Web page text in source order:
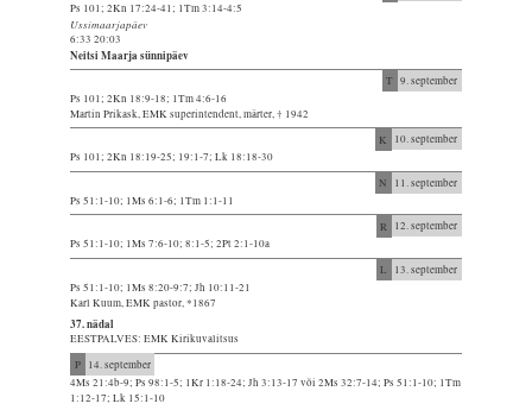
Ps 101; 2Kn 17:24-41; 1Tm 3:14-4:5
Ussimaarjapäev
6:33 20:03
Neitsi Maarja sünnipäev
T 9. september
Ps 101; 2Kn 18:9-18; 1Tm 4:6-16
Martin Prikask, EMK superintendent, märter, † 1942
K
10. september
Ps 101; 2Kn 18:19-25; 19:1-7; Lk 18:18-30
N
11. september
Ps 51:1-10; 1Ms 6:1-6; 1Tm 1:1-11
R
12. september
Ps 51:1-10; 1Ms 7:6-10; 8:1-5; 2Pt 2:1-10a
L
13. september
Ps 51:1-10; 1Ms 8:20-9:7; Jh 10:11-21
Karl Kuum, EMK pastor, *1867
37. nädal
EESTPALVES: EMK Kirikuvalitsus
P 14. september
4Ms 21:4b-9; Ps 98:1-5; 1Kr 1:18-24; Jh 3:13-17 või 2Ms 32:7-14; Ps 51:1-10; 1Tm
1:12-17; Lk 15:1-10